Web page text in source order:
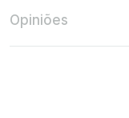
Opiniões